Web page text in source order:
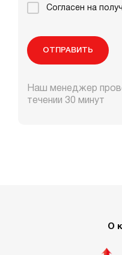
Согласен на
ОТПРАВИТЬ
Наш менеджер
течении 30 минут
О